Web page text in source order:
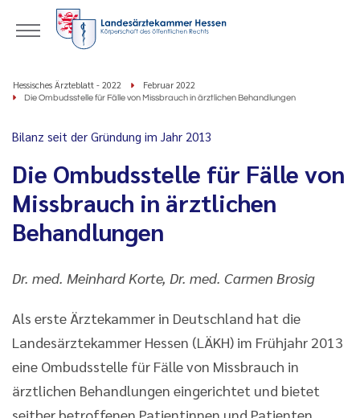
Hessisches Ärzteblatt - 2022 Februar 2022
Die Ombudsstelle für Fälle von Missbrauch in ärztlichen Behandlungen
Bilanz seit der Gründung im Jahr 2013
Die Ombudsstelle für Fälle von
Missbrauch in ärztlichen
Behandlungen
Dr. med. Meinhard Korte, Dr. med. Carmen Brosig
Als erste Ärztekammer in Deutschland hat die
Landesärztekammer Hessen (LÄKH) im Frühjahr 2013
eine Ombudsstelle für Fälle von Missbrauch in
ärztlichen Behandlungen eingerichtet und bietet